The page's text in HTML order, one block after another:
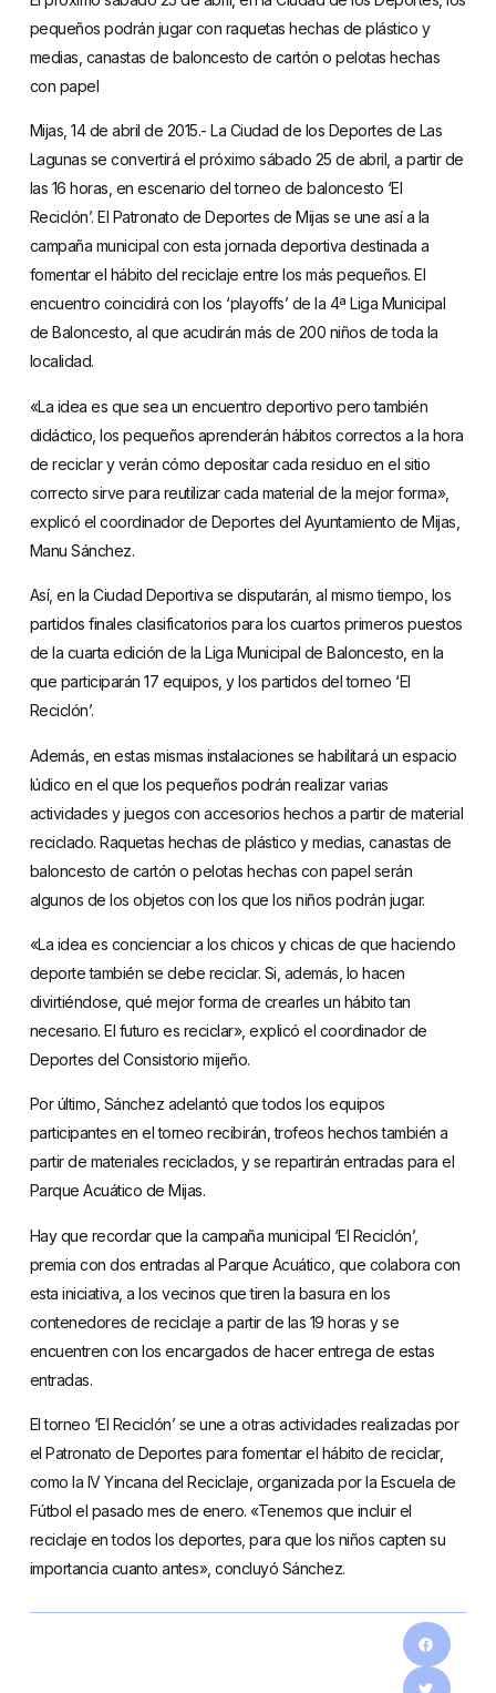
pequeños podrán jugar con raquetas hechas de plástico y
medias, canastas de baloncesto de cartón o pelotas hechas
con papel
Mijas, 14 de abril de 2015.- La Ciudad de los Deportes de Las
Lagunas se convertirá el próximo sábado 25 de abril, a partir de
las 16 horas, en escenario del torneo de baloncesto ‘El
Reciclón’. El Patronato de Deportes de Mijas se une así a la
campaña municipal con esta jornada deportiva destinada a
fomentar el hábito del reciclaje entre los más pequeños. El
encuentro coincidirá con los ‘playoffs’ de la 4ª Liga Municipal
de Baloncesto, al que acudirán más de 200 niños de toda la
localidad.
«La idea es que sea un encuentro deportivo pero también
didáctico, los pequeños aprenderán hábitos correctos a la hora
de reciclar y verán cómo depositar cada residuo en el sitio
correcto sirve para reutilizar cada material de la mejor forma»,
explicó el coordinador de Deportes del Ayuntamiento de Mijas,
Manu Sánchez.
Así, en la Ciudad Deportiva se disputarán, al mismo tiempo, los
partidos finales clasificatorios para los cuartos primeros puestos
de la cuarta edición de la Liga Municipal de Baloncesto, en la
que participarán 17 equipos, y los partidos del torneo ‘El
Reciclón’.
Además, en estas mismas instalaciones se habilitará un espacio
lúdico en el que los pequeños podrán realizar varias
actividades y juegos con accesorios hechos a partir de material
reciclado. Raquetas hechas de plástico y medias, canastas de
baloncesto de cartón o pelotas hechas con papel serán
algunos de los objetos con los que los niños podrán jugar.
«La idea es concienciar a los chicos y chicas de que haciendo
deporte también se debe reciclar. Si, además, lo hacen
divirtiéndose, qué mejor forma de crearles un hábito tan
necesario. El futuro es reciclar», explicó el coordinador de
Deportes del Consistorio mijeño.
Por último, Sánchez adelantó que todos los equipos
participantes en el torneo recibirán, trofeos hechos también a
partir de materiales reciclados, y se repartirán entradas para el
Parque Acuático de Mijas.
Hay que recordar que la campaña municipal ‘El Reciclón’,
premia con dos entradas al Parque Acuático, que colabora con
esta iniciativa, a los vecinos que tiren la basura en los
contenedores de reciclaje a partir de las 19 horas y se
encuentren con los encargados de hacer entrega de estas
entradas.
El torneo ‘El Reciclón’ se une a otras actividades realizadas por
el Patronato de Deportes para fomentar el hábito de reciclar,
como la IV Yincana del Reciclaje, organizada por la Escuela de
Fútbol el pasado mes de enero. «Tenemos que incluir el
reciclaje en todos los deportes, para que los niños capten su
importancia cuanto antes», concluyó Sánchez.